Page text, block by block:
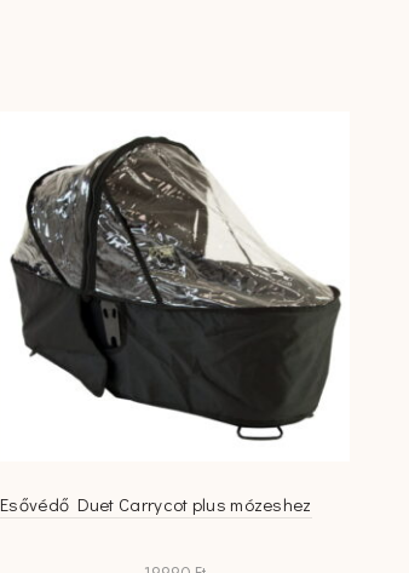
Esővédő Duet Carrycot plus mózeshez